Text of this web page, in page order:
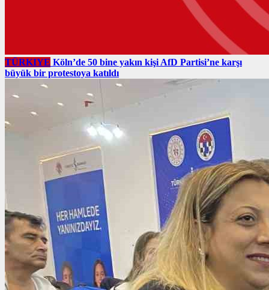
TÜRKIYE Köln’de 50 bine yakın kişi AfD Partisi’ne karşı
büyük bir protestoya katıldı